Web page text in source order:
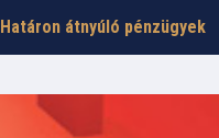
Határon átnyúló pénzügyek